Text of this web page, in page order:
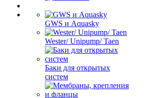
GWS и Aquasky
Wester/ Unipump/ Taen
Баки для открытых
систем